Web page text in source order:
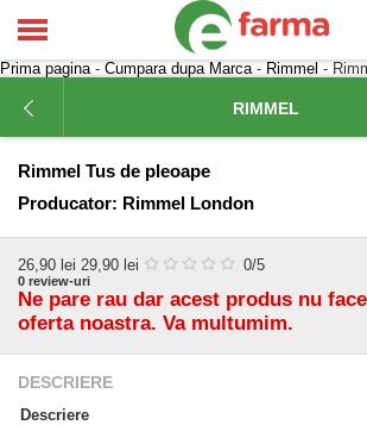
Prima pagina- Cumpara dupa Marca- Rimmel -
RIMMEL
Rimmel Tus de pleoape
Producator: Rimmel London
26,90 lei 29,90 lei 0/5
0 review-uri
Ne pare rau dar acest produs nu
oferta noastra. Va multumim.
DESCRIERE
Descriere